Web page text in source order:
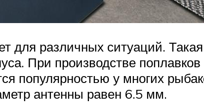
для различных ситуаций.
При производстве поплавков
популярностью у многих
антенны равен 6.5 мм.